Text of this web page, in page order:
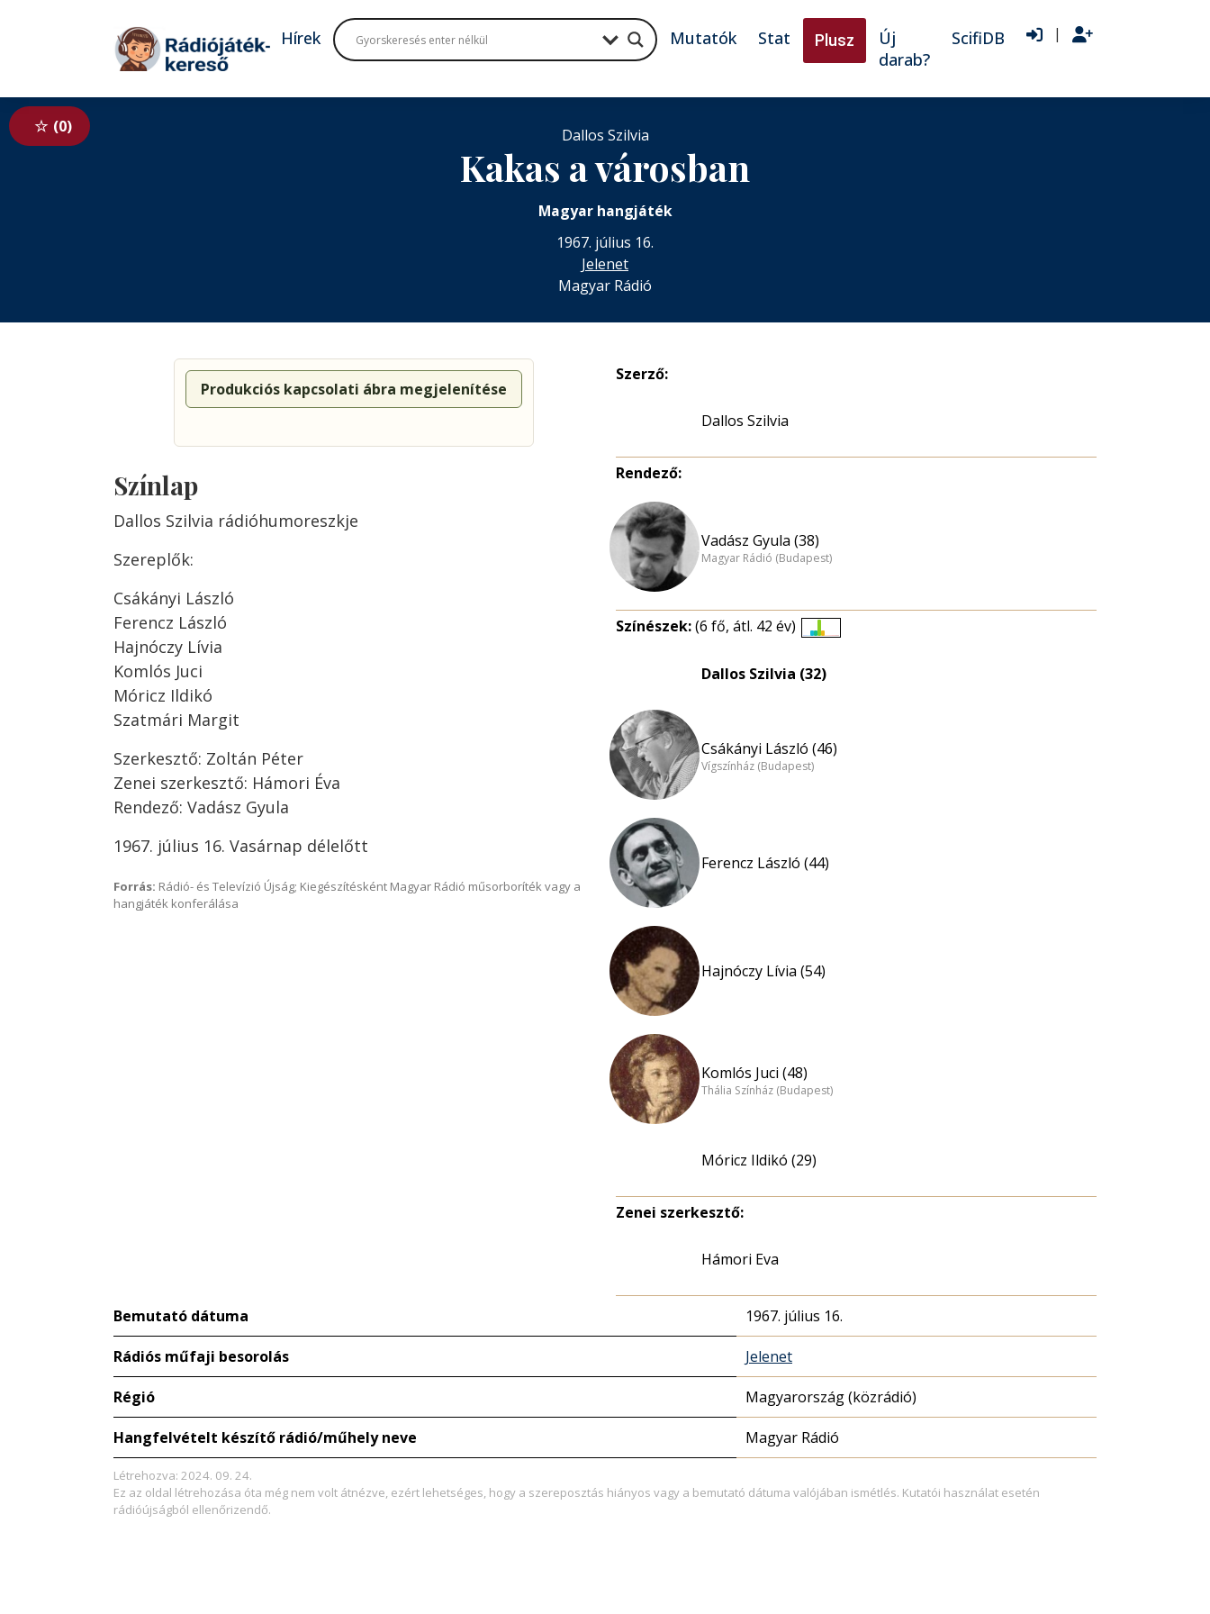
Tovább a tartalomhoz
Hírek Mutatók Stat Plusz
Új
darab?
ScifiDB |
0 Dallos Szilvia
Kakas a városban
Magyar hangjáték
1967. július 16.
Jelenet
Magyar Rádió
Produkciós kapcsolati ábra megjelenítése
Színlap
Dallos Szilvia rádióhumoreszkje
Szereplők:
Csákányi László
Ferencz László
Hajnóczy Lívia
Komlós Juci
Móricz Ildikó
Szatmári Margit
Szerkesztő: Zoltán Péter
Zenei szerkesztő: Hámori Éva
Rendező: Vadász Gyula
1967. július 16. Vasárnap délelőtt
Forrás: Rádió- és Televízió Újság; Kiegészítésként Magyar Rádió műsorboríték vagy a
hangjáték konferálása
Szerző:
Dallos Szilvia
Rendező:
Vadász Gyula (38)
Magyar Rádió (Budapest)
Színészek:(6 fő, átl. 42 év)
eloszlás
Dallos Szilvia (32)
Csákányi László (46)
Vígszínház (Budapest)
Ferencz László (44)
Hajnóczy Lívia (54)
Komlós Juci (48)
Thália Színház (Budapest)
Móricz Ildikó (29)
Zenei szerkesztő:
Hámori Eva
Bemutató dátuma 1967. július 16.
Rádiós műfaji besorolás Jelenet
Régió Magyarország (közrádió)
Hangfelvételt készítő rádió/műhely neve Magyar Rádió
Létrehozva: 2024. 09. 24.
Ez az oldal létrehozása óta még nem volt átnézve, ezért lehetséges, hogy a szereposztás hiányos vagy a bemutató dátuma valójában ismétlés. Kutatói használat esetén
rádióújságból ellenőrizendő.